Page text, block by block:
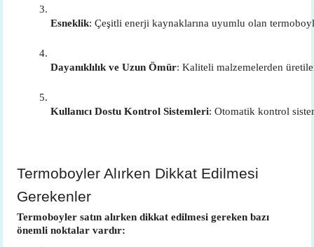
Esneklik: Çeşitli enerji kaynaklarına uyumlu olan
Dayanıklılık ve Uzun Ömür: Kaliteli malzemelerden
Kullanıcı Dostu Kontrol Sistemleri: Otomatik kontrol
Termoboyler Alırken Dikkat Edilmesi
Gerekenler
Termoboyler satın alırken dikkat edilmesi gereken bazı
önemli noktalar vardır: